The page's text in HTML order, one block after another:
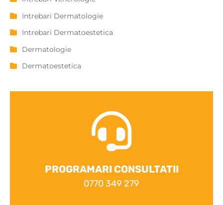
Intrebari Dermatologie
Intrebari Dermatoestetica
Dermatologie
Dermatoestetica
PROGRAMARI CONSULTATII
0770 349 279